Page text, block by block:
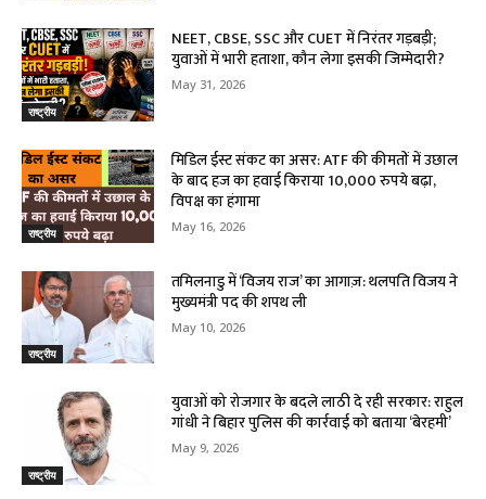
राष्ट्रीय
NEET, CBSE, SSC और CUET में निरंतर गड़बड़ी;
युवाओं में भारी हताशा, कौन लेगा इसकी जिम्मेदारी?
May 31, 2026
राष्ट्रीय
मिडिल ईस्ट संकट का असर: ATF की कीमतों में उछाल
के बाद हज का हवाई किराया 10,000 रुपये बढ़ा,
विपक्ष का हंगामा
May 16, 2026
राष्ट्रीय
तमिलनाडु में ‘विजय राज’ का आगाज़: थलपति विजय ने
मुख्यमंत्री पद की शपथ ली
May 10, 2026
राष्ट्रीय
युवाओं को रोजगार के बदले लाठी दे रही सरकार: राहुल
गांधी ने बिहार पुलिस की कार्रवाई को बताया ‘बेरहमी’
May 9, 2026